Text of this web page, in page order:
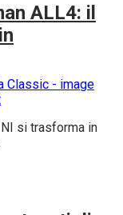
ALL4: il
si trasforma in